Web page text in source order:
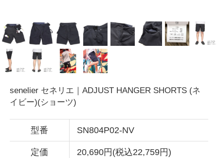
senelier セネリエ｜ADJUST HANGER SHORTS (ネ
イビー)(ショーツ)
型番 SN804P02-NV
定価 20,690円(税込22,759円)